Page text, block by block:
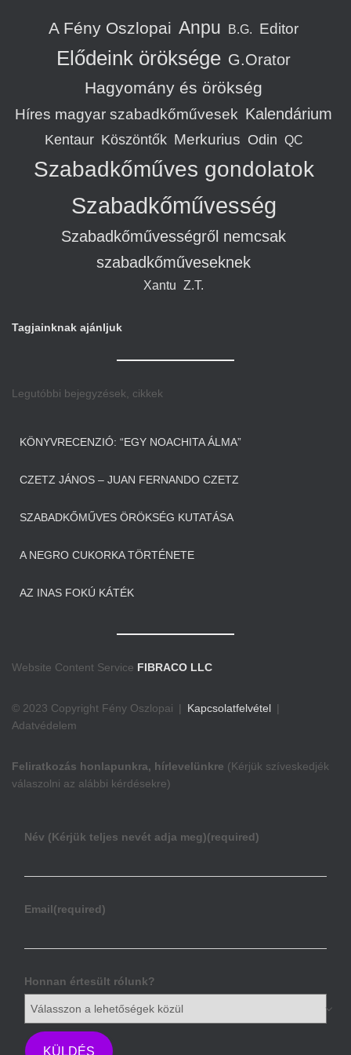
A Fény Oszlopai Anpu B.G. Editor
Elődeink öröksége G.Orator
Hagyomány és örökség
Híres magyar szabadkőművesek Kalendárium
Kentaur Köszöntők Merkurius Odin QC
Szabadkőműves gondolatok
Szabadkőművesség
Szabadkőművességről nemcsak
szabadkőműveseknek
Xantu Z.T.
Tagjainknak ajánljuk
Legutóbbi bejegyzések, cikkek
KÖNYVRECENZIÓ: “EGY NOACHITA ÁLMA”
CZETZ JÁNOS – JUAN FERNANDO CZETZ
SZABADKŐMŰVES ÖRÖKSÉG KUTATÁSA
A NEGRO CUKORKA TÖRTÉNETE
AZ INAS FOKÚ KÁTÉK
Website Content Service FIBRACO LLC
© 2023 Copyright Fény Oszlopai | Kapcsolatfelvétel |
Adatvédelem
Feliratkozás honlapunkra, hírlevelünkre (Kérjük szíveskedjék
válaszolni az alábbi kérdésekre)
Név (Kérjük teljes nevét adja meg)(required)
Email(required)
Honnan értesült rólunk?
KÜLDÉS